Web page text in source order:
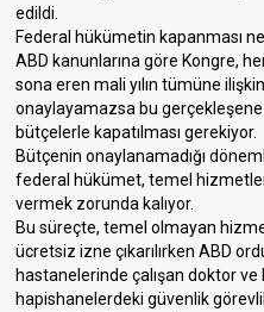
edildi.
Federal hükümetin kapanması
ABD kanunlarına göre Kongre,
sona eren mali yılın tümüne
onaylayamazsa bu
bütçelerle kapatılması gerekiyor.
Bütçenin onaylanamadığı
federal hükümet, temel
vermek zorunda kalıyor.
Bu süreçte, temel olmayan
ücretsiz izne çıkarılırken ABD
hastanelerinde çalışan doktor ve
hapishanelerdeki güvenlik